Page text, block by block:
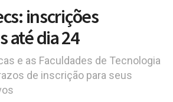
inscrições
até dia 24
e as Faculdades de Tecnologia
de inscrição para seus